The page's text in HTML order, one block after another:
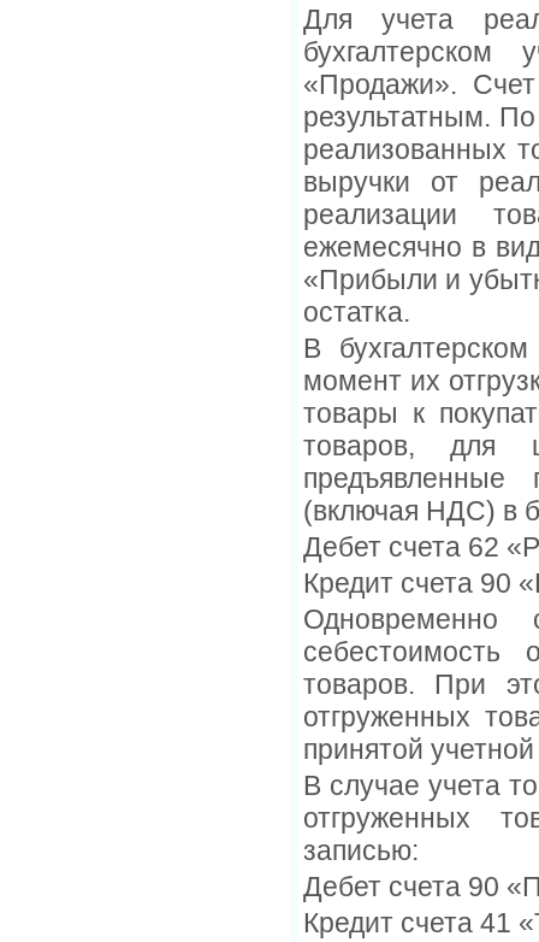
Для учета
бухгалтерском
«Продажи».
результатным.
реализованных
выручки от
реализации
ежемесячно в
«Прибыли и
остатка.
В
момент их
товары к
товаров, для
(включая НДС) в
Дебет счета 62
Кредит счета 90
Одновременно
себестоимость
товаров. При
отгруженных
принятой
В случае учета
отгруженных
записью:
Дебет счета 90
Кредит счета 41